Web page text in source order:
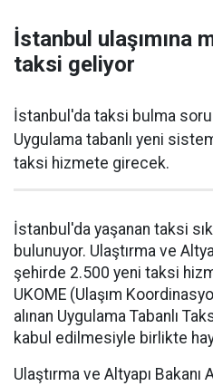
İstanbul ulaşımına
taksi geliyor
İstanbul'da taksi bulma
Uygulama tabanlı yeni
taksi hizmete girecek.
İstanbul'da yaşanan taksi
bulunuyor. Ulaştırma ve
şehirde 2.500 yeni taksi
UKOME (Ulaşım
alınan Uygulama Tabanlı
kabul edilmesiyle birlikte
Ulaştırma ve Altyapı